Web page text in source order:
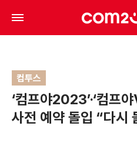
컴투스
‘컴프야2023’·‘컴프
사전 예약 돌입 “다시